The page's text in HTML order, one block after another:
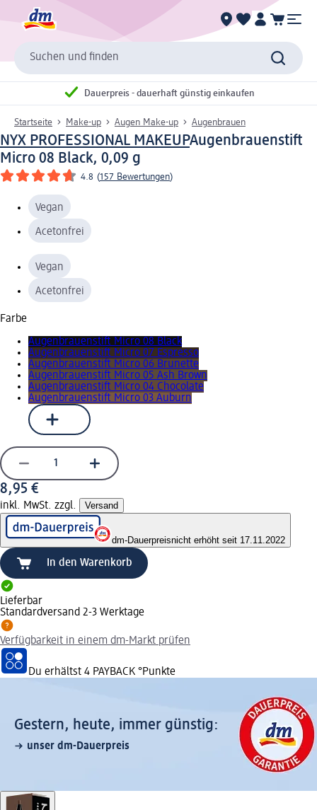
Suchen und finden
Dauerpreis - dauerhaft günstig einkaufen
Startseite Make-up Augen Make-up Augenbrauen
NYX PROFESSIONAL MAKEUPAugenbrauenstift
Micro 08 Black, 0,09 g
4.8 (157 Bewertungen)
Vegan
Acetonfrei
Vegan
Acetonfrei
Farbe
Augenbrauenstift Micro 08 Black
Augenbrauenstift Micro 07 Espresso
Augenbrauenstift Micro 06 Brunette
Augenbrauenstift Micro 05 Ash Brown
Augenbrauenstift Micro 04 Chocolate
Augenbrauenstift Micro 03 Auburn
8,95 €
inkl. MwSt. zzgl. Versand
dm-Dauerpreisnicht erhöht seit 17.11.2022
In den Warenkorb
Lieferbar
Standardversand 2-3 Werktage
Verfügbarkeit in einem dm-Markt prüfen
Du erhältst 4 PAYBACK °Punkte
Gestern, heute, immer günstig:
unser dm-Dauerpreis